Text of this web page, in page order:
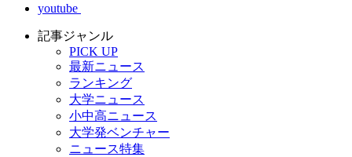
youtube
記事ジャンル
PICK UP
最新ニュース
ランキング
大学ニュース
小中高ニュース
大学発ベンチャー
ニュース特集